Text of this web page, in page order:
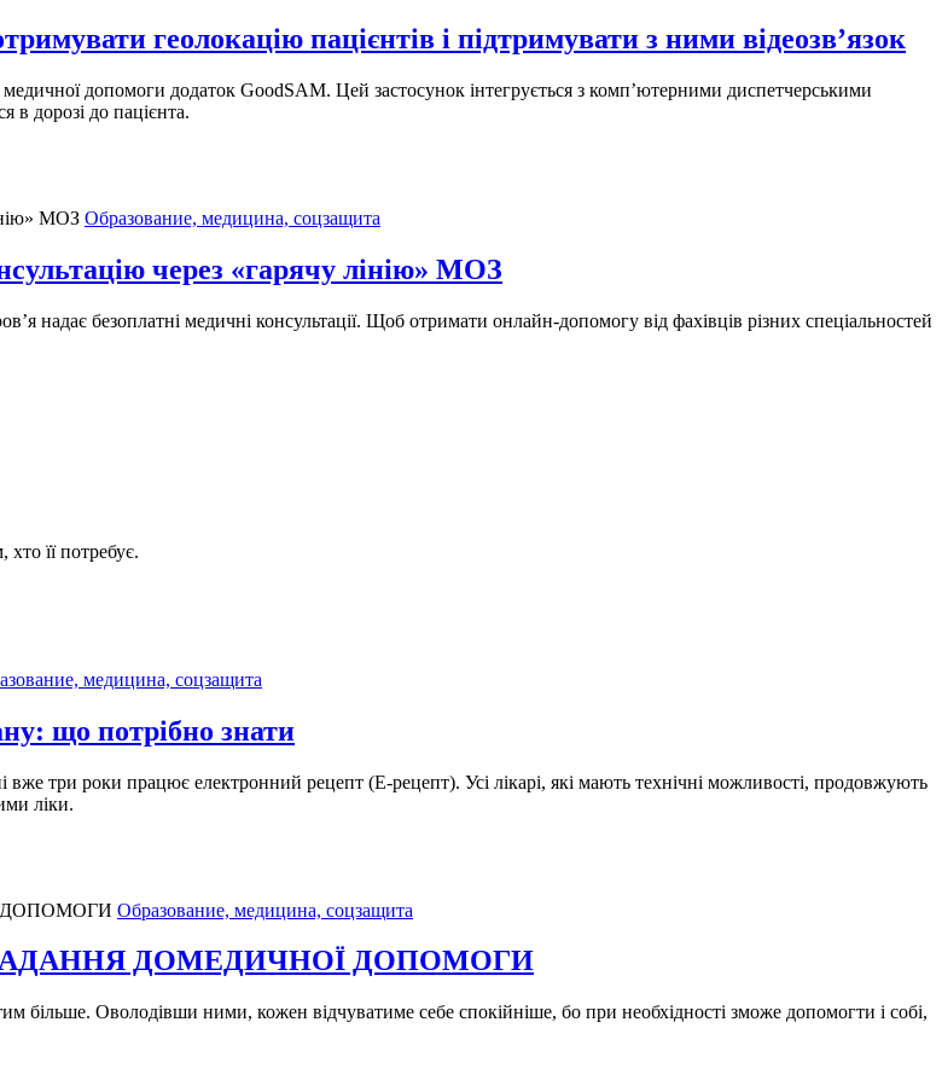
геолокацію пацієнтів і підтримувати з ними відеозв’язок
допомоги додаток GoodSAM. Цей застосунок інтегрується з комп’ютерними диспетчерськими
в дорозі до пацієнта.
Образование, медицина, соцзащита
через «гарячу лінію» МОЗ
надає безоплатні медичні консультації. Щоб отримати онлайн-допомогу від фахівців різних спеціальностей
її потребує.
медицина, соцзащита
що потрібно знати
три роки працює електронний рецепт (Е-рецепт). Усі лікарі, які мають технічні можливості, продовжують
ліки.
Образование, медицина, соцзащита
ДОМЕДИЧНОЇ ДОПОМОГИ
Оволодівши ними, кожен відчуватиме себе спокійніше, бо при необхідності зможе допомогти і собі,